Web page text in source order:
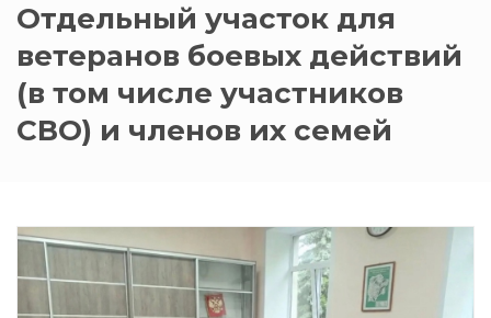
Отдельный участок для
ветеранов боевых действий
(в том числе участников
СВО) и членов их семей